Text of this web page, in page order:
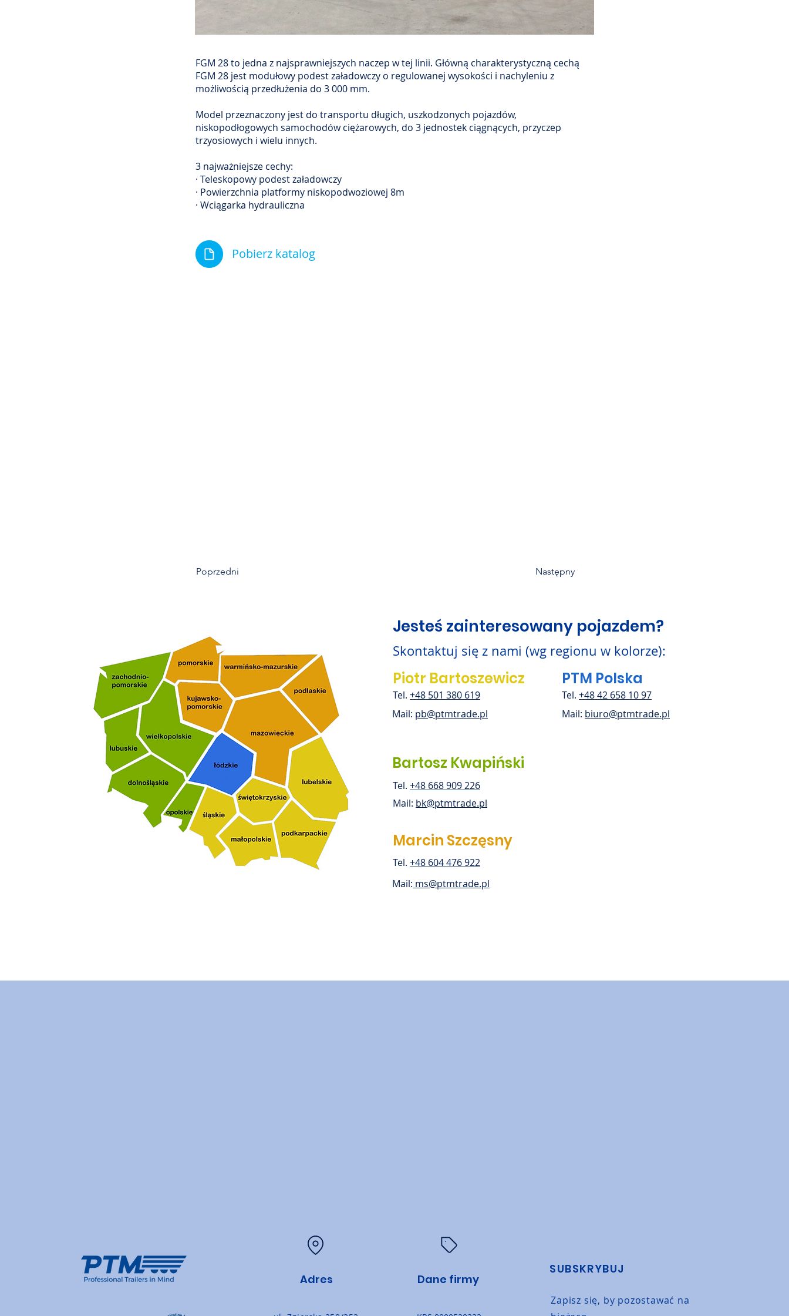
FGM 28 to jedna z najsprawniejszych naczep w tej linii. Główną charakterystyczną cechą
FGM 28 jest modułowy podest załadowczy o regulowanej wysokości i nachyleniu z
możliwością przedłużenia do 3 000 mm.
Model przeznaczony jest do transportu długich, uszkodzonych pojazdów,
niskopodłogowych samochodów ciężarowych, do 3 jednostek ciągnących, przyczep
trzyosiowych i wielu innych.
3 najważniejsze cechy:
· Teleskopowy podest załadowczy
· Powierzchnia platformy niskopodwoziowej 8m
· Wciągarka hydrauliczna
Pobierz katalog
Poprzedni Następny
Jesteś zainteresowany pojazdem?
Skontaktuj się z nami (wg regionu w kolorze):
Piotr Bartoszewicz
Tel. +48 501 380 619
Mail: pb@ptmtrade.pl
PTM Polska
Tel. +48 42 658 10 97
Mail: biuro@ptmtrade.pl
Bartosz Kwapiński
Tel. +48 668 909 226
Mail: bk@ptmtrade.pl
Marcin Szczęsny
Tel. +48 604 476 922
Mail: ms@ptmtrade.pl
Adres Dane firmy
SUBSKRYBUJ
Zapisz się, by pozostawać na